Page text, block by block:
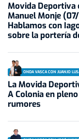
Movida Deportiva
Manuel Monje
Hablamos con
sobre la portería
ONDA VASCA CON JUANJO
La Movida
A Colonia en
rumores